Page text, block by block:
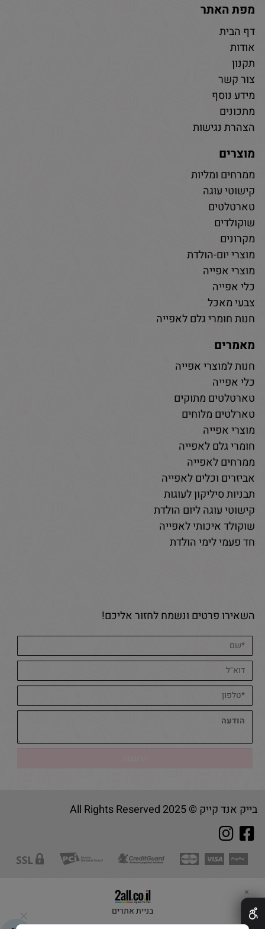
מפת האתר
דף הבית
אודות
תקנון
צור קשר
מידע נוסף
מתכונים
הצהרת נגישות
מוצרים
ממרחים ומליות
קישוטי עוגה
טארטלטים
שוקולדים
מקרונים
מוצרי יום-הולדת
מוצרי אפייה
כלי אפייה
צבעי מאכל
חנות חומרי גלם לאפייה
מאמרים
חנות למוצרי אפייה
כלי אפייה
טארטלטים מתוקים
טארלטים מלוחים
מוצרי אפייה
חומרי גלם לאפייה
ממרחים לאפייה
אביזרים וכלים לאפייה
תבניות סיליקון לעוגות
קישוטי עוגה ליום הולדת
שוקולד איכותי לאפייה
חד פעמי לימי הולדת
השאירו פרטים ונשמח לחזור אליכם!
בייק אנד קייק © 2025 All Rights Reserved
בניית אתרים
✕